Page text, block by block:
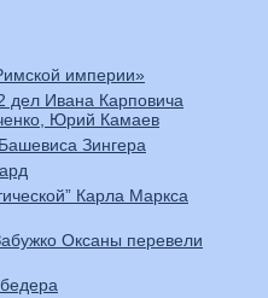
империи»
дел Ивана Карповича
Юрий Камаев
Зингера
Карла Маркса
Оксаны перевели